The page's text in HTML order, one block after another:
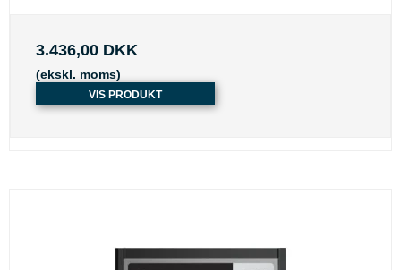
3.436,00 DKK
(ekskl. moms)
VIS PRODUKT